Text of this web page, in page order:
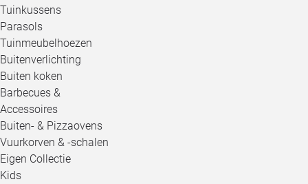
Tuinkussens
Parasols
Tuinmeubelhoezen
Buitenverlichting
Buiten koken
Barbecues &
Accessoires
Buiten- & Pizzaovens
Vuurkorven & -schalen
Eigen Collectie
Kids